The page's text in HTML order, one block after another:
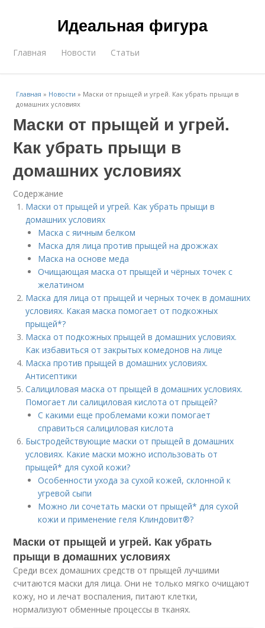
Идеальная фигура
Главная Новости Статьи
Главная » Новости » Маски от прыщей и угрей. Как убрать прыщи в
домашних условиях
Маски от прыщей и угрей.
Как убрать прыщи в
домашних условиях
Содержание
Маски от прыщей и угрей. Как убрать прыщи в
домашних условиях
Маска с яичным белком
Маска для лица против прыщей на дрожжах
Маска на основе меда
Очищающая маска от прыщей и чёрных точек с
желатином
Маска для лица от прыщей и черных точек в домашних
условиях. Какая маска помогает от подкожных
прыщей*?
Маска от подкожных прыщей в домашних условиях.
Как избавиться от закрытых комедонов на лице
Маска против прыщей в домашних условиях.
Антисептики
Салициловая маска от прыщей в домашних условиях.
Помогает ли салициловая кислота от прыщей?
С какими еще проблемами кожи помогает
справиться салициловая кислота
Быстродействующие маски от прыщей в домашних
условиях. Какие маски можно использовать от
прыщей* для сухой кожи?
Особенности ухода за сухой кожей, склонной к
угревой сыпи
Можно ли сочетать маски от прыщей* для сухой
кожи и применение геля Клиндовит®?
Маски от прыщей и угрей. Как убрать
прыщи в домашних условиях
Среди всех домашних средств от прыщей лучшими
считаются маски для лица. Они не только мягко очищают
кожу, но и лечат воспаления, питают клетки,
нормализуют обменные процессы в тканях.